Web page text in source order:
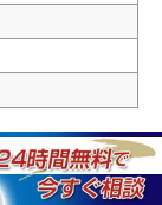
とき、「債務
ありません。